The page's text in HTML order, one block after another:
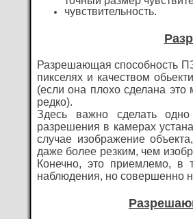
чувствительность.
Разрешающая способность
пикселях и качеством
(если она плохо сделана
редко).
Здесь важно сделать
разрешения в камерах
случае изображение
даже более резким, чем
Конечно, это приемлемо, в
наблюдения, но совершенно